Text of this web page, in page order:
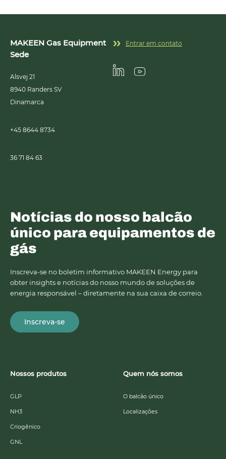
MAKEEN Gas Equipment
Sede
Alsvej 21
8940 Randers SV
Dinamarca
+45 8644 8734
36 71 84 63
Entrar em contato
Nossos produtos
GLP
NH3
Criogênico
GNL
Quem nós somos
O balcão único
Localizações
Notícias do nosso balcão
único para equipamentos de
gás
Inscreva-se no boletim informativo MAKEEN Energy para
obter insights e notícias do nosso mundo de soluções de
energia responsável – diretamente na sua caixa de correio.
Inscreva-se